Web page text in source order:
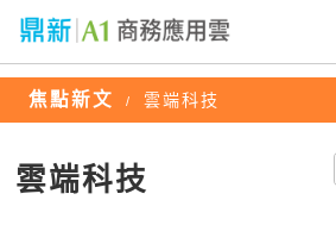
焦點新文 / 雲端科技
雲端科技